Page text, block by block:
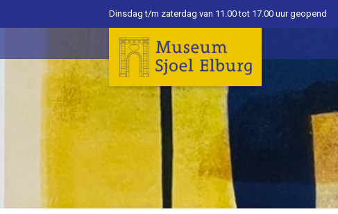
Dinsdag t/m zaterdag van 11.00 tot 17.00 uur geopend